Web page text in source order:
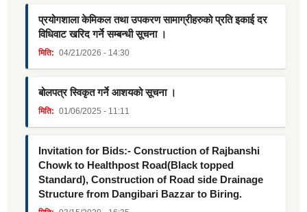
प्रयोगशाला केमिकल तथा उपकरण सामाग्रीहरुको प्रति इकाई दर
विधिवाट खरिद गर्ने सम्बन्धी सूचना ।
मिति: 04/21/2026 - 14:30
बोलपत्र स्विकृत गर्ने आशयको सूचना ।
मिति: 01/06/2025 - 11:11
Invitation for Bids:- Construction of Rajbanshi
Chowk to Healthpost Road(Black topped
Standard), Construction of Road side Drainage
Structure from Dangibari Bazzar to Biring.